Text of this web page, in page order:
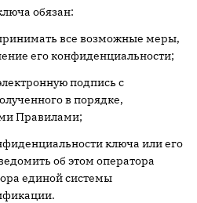
обязан:
все возможные меры,
его конфиденциальности;
подпись с
в порядке,
Правилами;
ключа или его
об этом оператора
единой системы